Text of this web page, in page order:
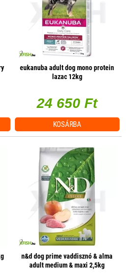
eukanuba adult dog mono protein
lazac 12kg
24 650 Ft
KOSÁRBA
n&d dog prime vaddisznó & alma
adult medium & maxi 2,5kg